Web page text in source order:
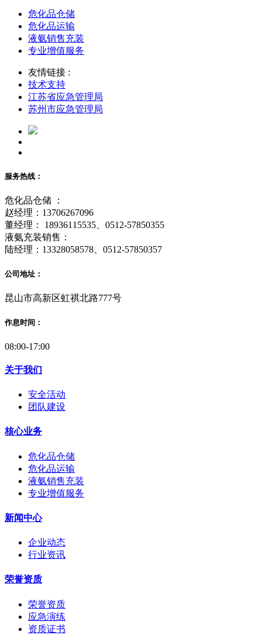
危化品仓储
危化品运输
液氨销售充装
专业增值服务
友情链接 :
技术支持
江苏省应急管理局
苏州市应急管理局
服务热线：
危化品仓储 ：
赵经理：13706267096
董经理： 18936115535、0512-57850355
液氨充装销售：
陆经理：13328058578、0512-57850357
公司地址：
昆山市高新区虹祺北路777号
作息时间：
08:00-17:00
关于我们
安全活动
团队建设
核心业务
危化品仓储
危化品运输
液氨销售充装
专业增值服务
新闻中心
企业动态
行业资讯
荣誉资质
荣誉资质
应急演练
资质证书